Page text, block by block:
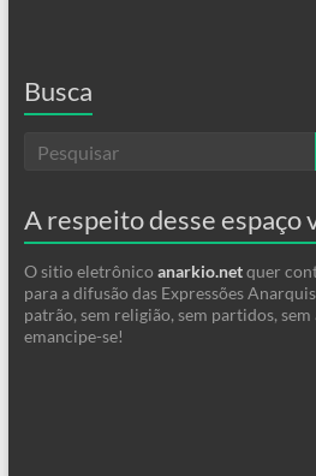
Busca
A respeito desse espaço
O sitio eletrônico anarkio.netquer
para a difusão das Expressões
patrão, sem religião, sem partidos,
emancipe-se!